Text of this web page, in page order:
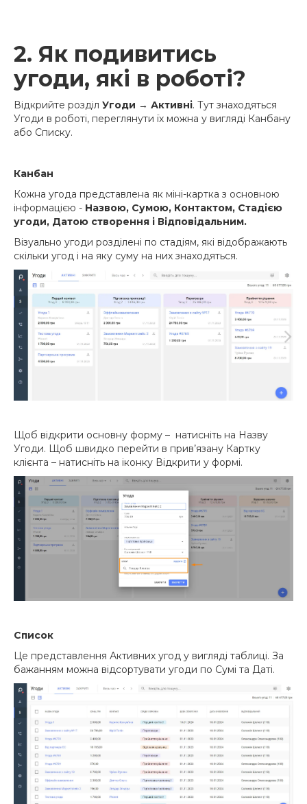
2. Як подивитись
угоди, які в роботі?
Відкрийте розділ Угоди → Активні. Тут знаходяться
Угоди в роботі, переглянути їх можна у вигляді Канбану
або Списку.
Канбан
Кожна угода представлена як міні-картка з основною
інформацією - Назвою, Сумою, Контактом, Стадією
угоди, Датою створення і Відповідальним.
Візуально угоди розділені по стадіям, які відображають
скільки угод і на яку суму на них знаходяться.
Щоб відкрити основну форму – натисніть на Назву
Угоди. Щоб швидко перейти в прив’язану Картку
клієнта – натисніть на іконку Відкрити у формі.
Список
Це представлення Активних угод у вигляді таблиці. За
бажанням можна відсортувати угоди по Сумі та Даті.